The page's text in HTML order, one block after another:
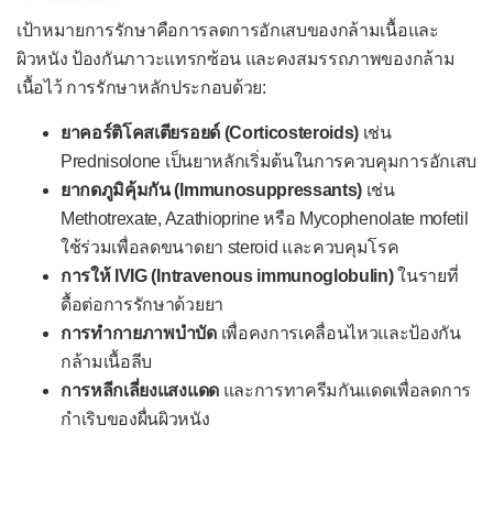
เป้าหมายการรักษาคือการลดการอักเสบของกล้ามเนื้อและ
ผิวหนัง ป้องกันภาวะแทรกซ้อน และคงสมรรถภาพของกล้าม
เนื้อไว้ การรักษาหลักประกอบด้วย:
ยาคอร์ติโคสเตียรอยด์ (Corticosteroids) เช่น
Prednisolone เป็นยาหลักเริ่มต้นในการควบคุมการอักเสบ
ยากดภูมิคุ้มกัน (Immunosuppressants) เช่น
Methotrexate, Azathioprine หรือ Mycophenolate mofetil
ใช้ร่วมเพื่อลดขนาดยา steroid และควบคุมโรค
การให้ IVIG (Intravenous immunoglobulin)ในรายที่
ดื้อต่อการรักษาด้วยยา
การทำกายภาพบำบัดเพื่อคงการเคลื่อนไหวและป้องกัน
กล้ามเนื้อลีบ
การหลีกเลี่ยงแสงแดดและการทาครีมกันแดดเพื่อลดการ
กำเริบของผื่นผิวหนัง